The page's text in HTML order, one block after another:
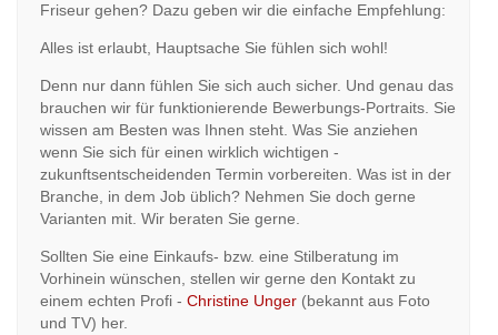
Friseur gehen? Dazu geben wir die einfache Empfehlung:
Alles ist erlaubt, Hauptsache Sie fühlen sich wohl!
Denn nur dann fühlen Sie sich auch sicher. Und genau das
brauchen wir für funktionierende Bewerbungs-Portraits. Sie
wissen am Besten was Ihnen steht. Was Sie anziehen
wenn Sie sich für einen wirklich wichtigen -
zukunftsentscheidenden Termin vorbereiten. Was ist in der
Branche, in dem Job üblich? Nehmen Sie doch gerne
Varianten mit. Wir beraten Sie gerne.
Sollten Sie eine Einkaufs- bzw. eine Stilberatung im
Vorhinein wünschen, stellen wir gerne den Kontakt zu
einem echten Profi - Christine Unger (bekannt aus Foto
und TV) her.